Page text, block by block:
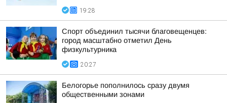
19:28
Спорт объединил тысячи благовещенцев:
город масштабно отметил День
физкультурника
20:27
Белогорье пополнилось сразу двумя
общественными зонами